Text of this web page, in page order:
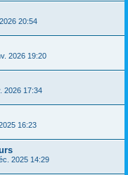
20:54
2026 19:20
2026 17:34
16:23
2025 14:29